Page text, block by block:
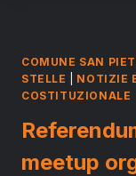
COMUNE SAN
STELLE
NOTIZIE
COSTITUZIONALE
meetup